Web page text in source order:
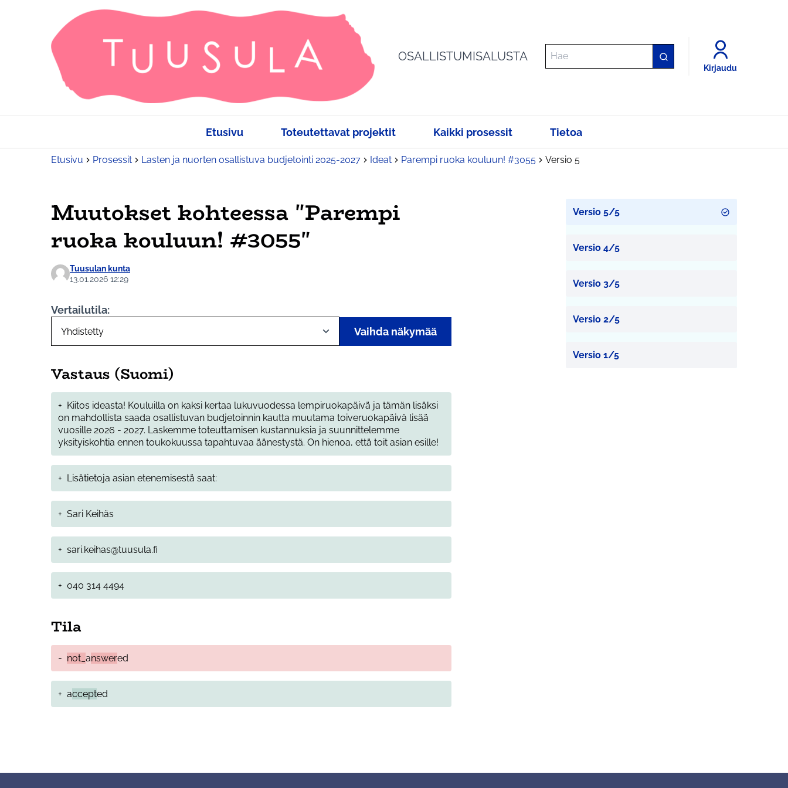
OSALLISTUMISALUSTA
Kirjaudu
Etusivu Toteutettavat projektit Kaikki prosessit Tietoa
Etusivu Prosessit Lasten ja nuorten osallistuva budjetointi 2025-2027 Ideat Parempi ruoka kouluun! #3055 Versio 5
Muutokset kohteessa "Parempi
ruoka kouluun! #3055"
Tuusulan kunta
13.01.2026 12:29
Vertailutila:
Vaihda näkymää
Vastaus (Suomi)
+ Kiitos ideasta! Kouluilla on kaksi kertaa lukuvuodessa lempiruokapäivä ja tämän lisäksi
on mahdollista saada osallistuvan budjetoinnin kautta muutama toiveruokapäivä lisää
vuosille 2026 - 2027. Laskemme toteuttamisen kustannuksia ja suunnittelemme
yksityiskohtia ennen toukokuussa tapahtuvaa äänestystä. On hienoa, että toit asian esille!
+ Lisätietoja asian etenemisestä saat:
+ Sari Keihäs
+ sari.keihas@tuusula.fi
+ 040 314 4494
Tila
- not_ answered
+ accepted
Versio 5/5
Versio 4/5
Versio 3/5
Versio 2/5
Versio 1/5